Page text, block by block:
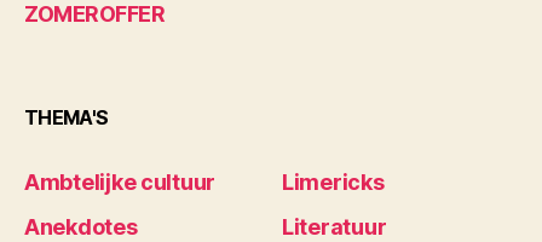
ZOMEROFFER
THEMA'S
Ambtelijke cultuur
Anekdotes
Limericks
Literatuur